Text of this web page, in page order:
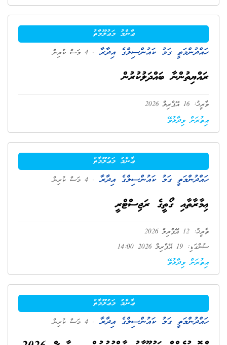
ޢާންމު މަޢުލޫމާތު
ހައްދުންމަތީ ގަމު ކައުންސިލްގެ އިދާރާ . 4 މަސް ކުރިން
ރައްޔިތުންނާ ބައްދަލުކުރުން
ތާރީޚު: 16 އޭޕްރިލް 2026
އިތުރަށް ވިދާޅުވޭ
ޢާންމު މަޢުލޫމާތު
ހައްދުންމަތީ ގަމު ކައުންސިލްގެ އިދާރާ . 4 މަސް ކުރިން
ޢިމާރާތާއި ގޯތީގެ ރަޖިސްޓްރީ
ތާރީޚު: 12 އޭޕްރިލް 2026
ސުންގަޑި: 19 އޭޕްރިލް 2026 14:00
އިތުރަށް ވިދާޅުވޭ
ޢާންމު މަޢުލޫމާތު
ހައްދުންމަތީ ގަމު ކައުންސިލްގެ އިދާރާ . 4 މަސް ކުރިން